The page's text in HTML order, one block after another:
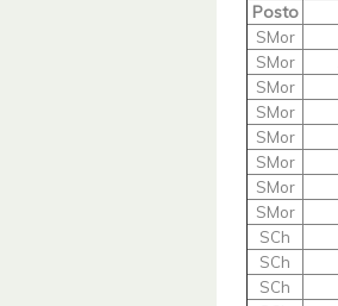
Posto
SMor
SMor
SMor
SMor
SMor
SMor
SMor
SMor
SCh
SCh
SCh